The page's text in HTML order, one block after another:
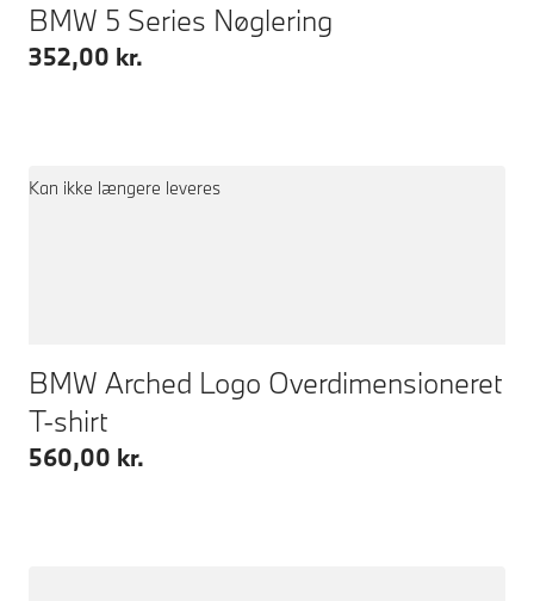
BMW 5 Series Nøglering
352,00 kr.
Kan ikke længere leveres
BMW Arched Logo Overdimensioneret
T-shirt
560,00 kr.